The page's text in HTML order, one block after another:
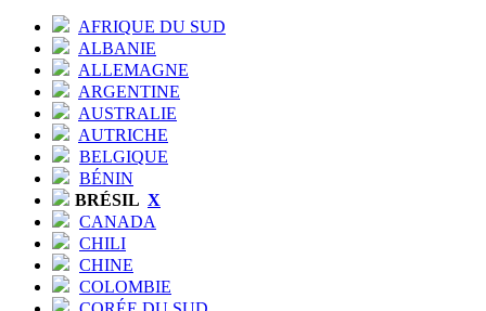
AFRIQUE DU SUD
ALBANIE
ALLEMAGNE
ARGENTINE
AUSTRALIE
AUTRICHE
BELGIQUE
BÉNIN
BRÉSIL X
CANADA
CHILI
CHINE
COLOMBIE